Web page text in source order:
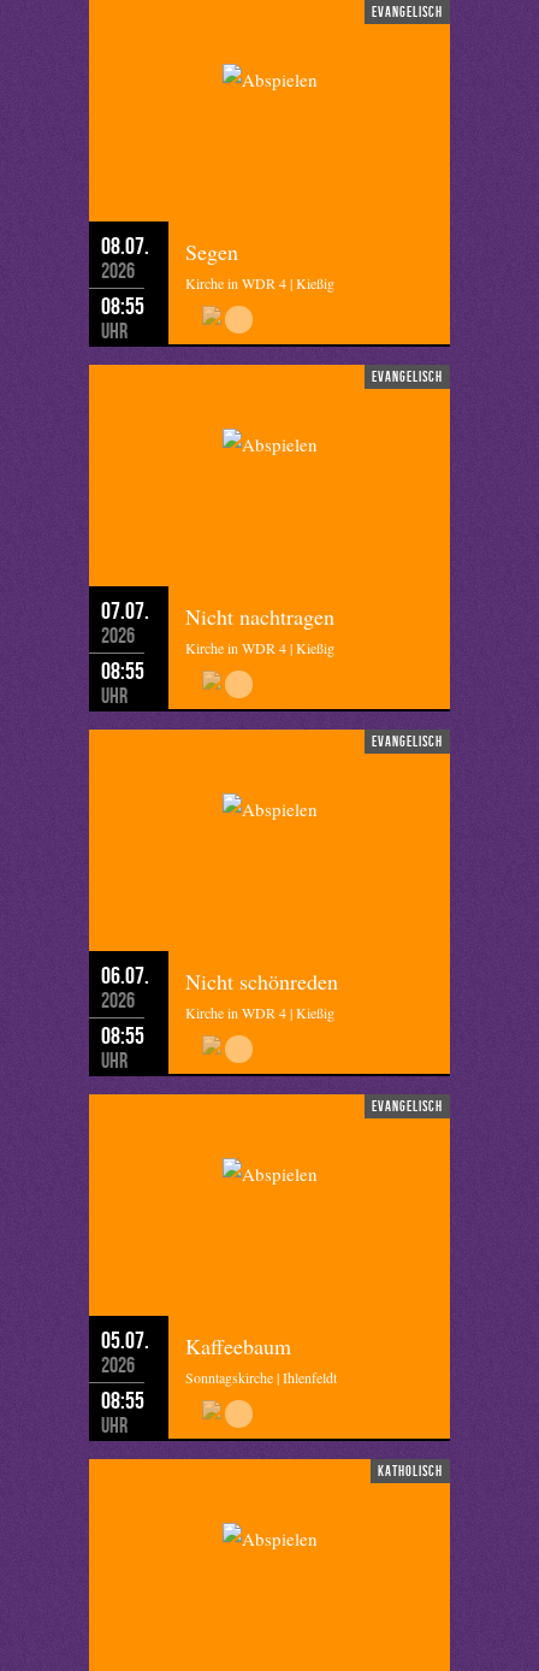
evangelisch
08.07.
2026
08:55
Uhr
Segen
Kirche in WDR 4 | Kießig
evangelisch
07.07.
2026
08:55
Uhr
Nicht nachtragen
Kirche in WDR 4 | Kießig
evangelisch
06.07.
2026
08:55
Uhr
Nicht schönreden
Kirche in WDR 4 | Kießig
evangelisch
05.07.
2026
08:55
Uhr
Kaffeebaum
Sonntagskirche | Ihlenfeldt
katholisch